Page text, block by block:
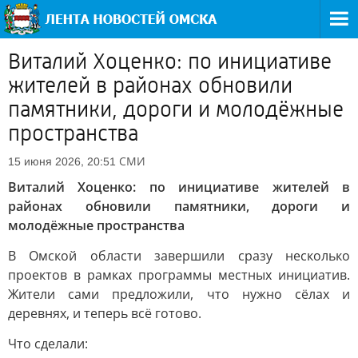
Виталий Хоценко: по инициативе
жителей в районах обновили
памятники, дороги и молодёжные
пространства
15 июня 2026, 20:51 СМИ
Виталий Хоценко: по инициативе жителей в
районах обновили памятники, дороги и
молодёжные пространства
В Омской области завершили сразу несколько
проектов в рамках программы местных инициатив.
Жители сами предложили, что нужно сёлах и
деревнях, и теперь всё готово.
Что сделали: